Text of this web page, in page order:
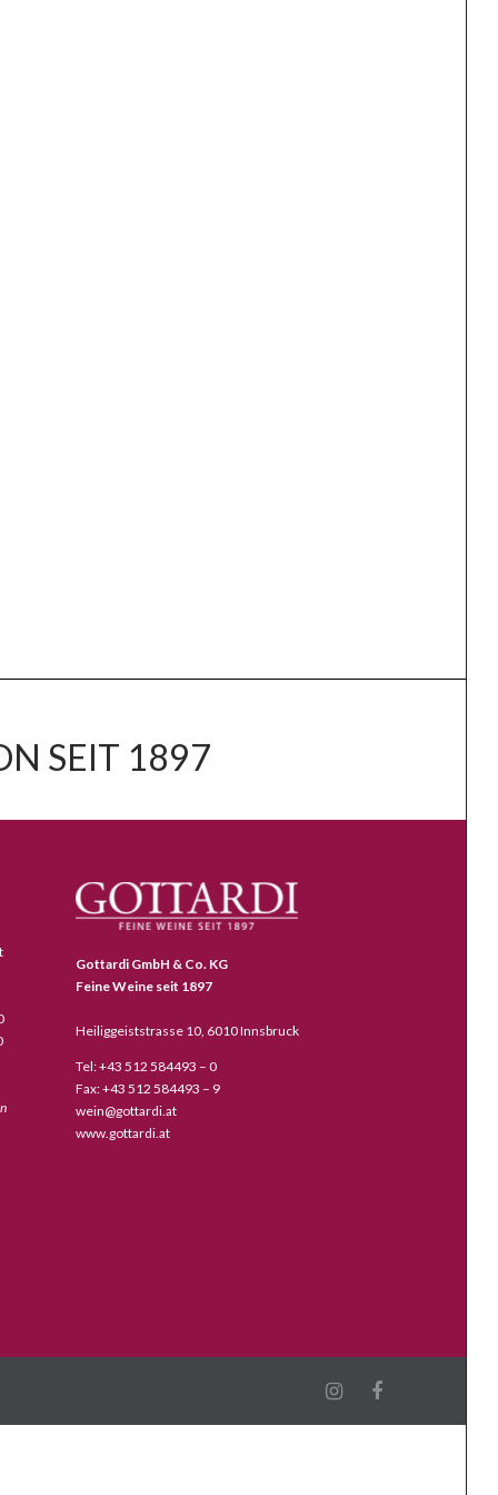
SEIT 1897
Gottardi GmbH & Co. KG
Feine Weine seit 1897
Heiliggeiststrasse 10, 6010 Innsbruck
Tel: +43 512 584493 – 0
Fax: +43 512 584493 – 9
wein@gottardi.at
www.gottardi.at